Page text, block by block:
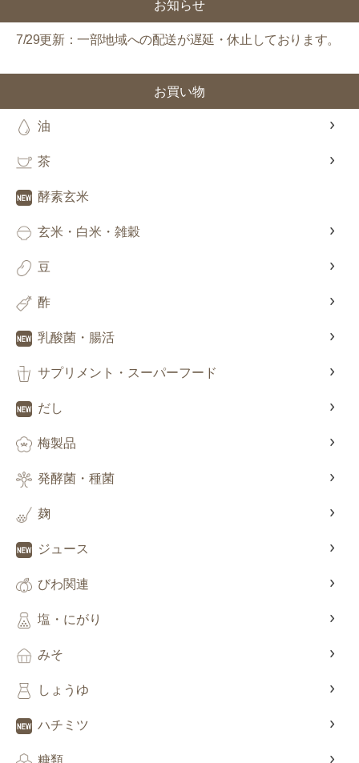
お知らせ
7/29更新：一部地域への配送が遅延・休止しております。
お買い物
油
茶
酵素玄米
玄米・白米・雑穀
豆
酢
乳酸菌・腸活
サプリメント・スーパーフード
だし
梅製品
発酵菌・種菌
麹
ジュース
びわ関連
塩・にがり
みそ
しょうゆ
ハチミツ
円OFF
ご利用回数：お一人様1回限り
※他のクーポンとの併用はできません